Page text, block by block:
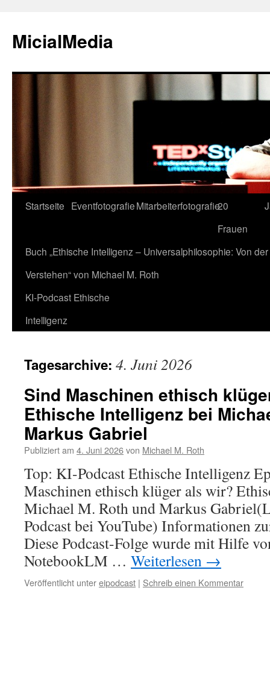
MicialMedia
Zum
springen
Startseite EventfotografieMitarbeiterfotografie20
Frauen
Buch „Ethische Intelligenz – Universalphilosophie: Von
Verstehen“ von Michael M. Roth
KI-Podcast Ethische
Intelligenz
Tagesarchive: 4. Juni 2026
Sind Maschinen ethisch
Ethische Intelligenz bei
Markus Gabriel
Publiziert am 4. Juni 2026von Michael M. Roth
Top: KI-Podcast Ethische Intelligenz
Maschinen ethisch klüger als wir?
Michael M. Roth und Markus
Podcast bei YouTube) Informationen
Diese Podcast-Folge wurde mit Hilfe
NotebookLM … Weiterlesen →
Veröffentlicht untereipodcast | Schreib einen Kommentar